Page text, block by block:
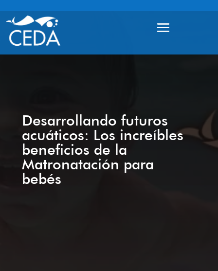
Desarrollando futuros
acuáticos: Los increíbles
beneficios de la
Matronatación para
bebés